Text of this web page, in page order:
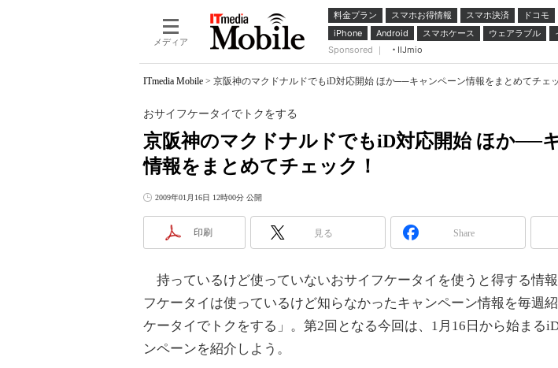
メディア
料金プラン スマホお得情報 スマホ決済 ドコモ
iPhone
Android スマホケース ウェアラブル
Sponsored ｜
IIJmio
ITmedia Mobile > 京阪神のマクドナルドでもiD対応開始 ほか──キャンペーン情報をまとめてチェ
京阪神のマクドナルドでもiD対応開始 ほか──
情報をまとめてチェック！
おサイフケータイでトクをする
2009年01月16日 12時00分 公開
印刷 見る Share
持っているけど使っていないおサイフケータイを使うと得する情
フケータイは使っているけど知らなかったキャンペーン情報を毎週
ケータイでトクをする」。第2回となる今回は、1月16日から始まる
ンペーンを紹介しよう。